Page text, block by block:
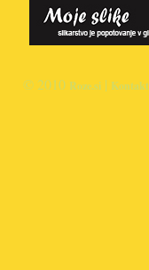
© 2010 Roze.si | Kontakt